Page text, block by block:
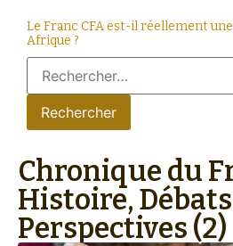
Le Franc CFA est-il réellement
Afrique ?
Chronique du
Histoire,
Perspectives (2)